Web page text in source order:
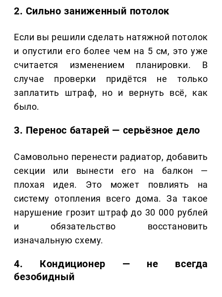
2. Сильно заниженный потолок
Если вы решили сделать натяжной потолок
и опустили его более чем на 5 см, это уже
считается изменением планировки. В
случае проверки придётся не только
заплатить штраф, но и вернуть всё, как
было.
3. Перенос батарей — серьёзное дело
Самовольно перенести радиатор, добавить
секции или вынести его на балкон —
плохая идея. Это может повлиять на
систему отопления всего дома. За такое
нарушение грозит штраф до 30 000 рублей
и обязательство восстановить
изначальную схему.
4. Кондиционер — не всегда
безобидный